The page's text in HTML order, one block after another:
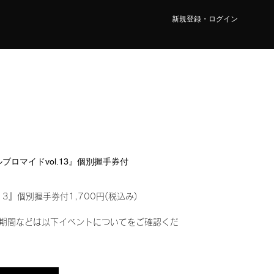
新規登録・ログイン
ロマイドvol.13』個別握手券付
』個別握手券付1,700円(税込み)
間などは以下イベントについてをご確認くだ